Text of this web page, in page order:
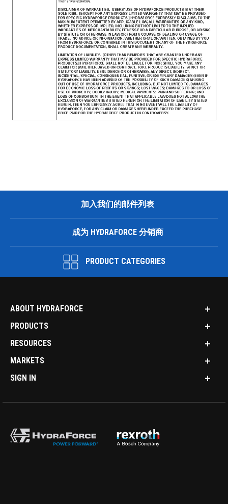
加入我们的邮件列表
成为 HYDRAFORCE 分销商
PRODUCT CATEGORIES
ABOUT HYDRAFORCE
PRODUCTS
RESOURCES
MARKETS
SIGN IN